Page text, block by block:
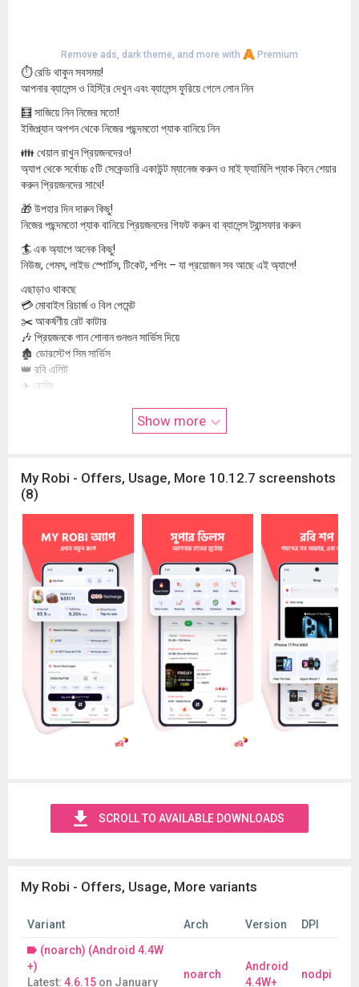
Remove ads, dark theme, and more with Premium
⏱️ রেডি থাকুন সবসময়!
আপনার ব্যালেন্স ও হিস্ট্রি দেখুন এবং ব্যালেন্স ফুরিয়ে গেলে লোন নিন
🧮 সাজিয়ে নিন নিজের মতো!
ইজিপ্ল্যান অপশন থেকে নিজের পছন্দমতো প্যাক বানিয়ে নিন
👪 খেয়াল রাখুন প্রিয়জনদেরও!
অ্যাপ থেকে সর্বোচ্চ ৫টি সেকেন্ডারি একাউন্ট ম্যানেজ করুন ও মাই ফ্যামিলি প্যাক কিনে শেয়ার
করুন প্রিয়জনদের সাথে!
🎁 উপহার দিন দারুন কিছু!
নিজের পছন্দমতো প্যাক বানিয়ে প্রিয়জনদের গিফট করুন বা ব্যালেন্স ট্রান্সফার করুন
🏄 এক অ্যাপে অনেক কিছু!
নিউজ, গেমস, লাইভ স্পোর্টস, টিকেট, শপিং – যা প্রয়োজন সব আছে এই অ্যাপে!
এছাড়াও থাকছে
💳 মোবাইল রিচার্জ ও বিল পেমেন্ট
✂️ আকর্ষণীয় রেট কাটার
🎶 প্রিয়জনকে গান শোনান গুনগুন সার্ভিস দিয়ে
🏚️ ডোরস্টেপ সিম সার্ভিস
👑 রবি এলিট
✈️ রোমিং
তাই দেরি না করে এখনই ডাউনলোড করুন মাই রবি অ্যাপ! 😊
Show more
My Robi - Offers, Usage, More 10.12.7 screenshots
(8)
SCROLL TO AVAILABLE DOWNLOADS
My Robi - Offers, Usage, More variants
Variant Arch Version
DPI
(noarch) (Android 4.4W
+)
Latest: 4.6.15 on January
noarch
Android
4.4W+
nodpi